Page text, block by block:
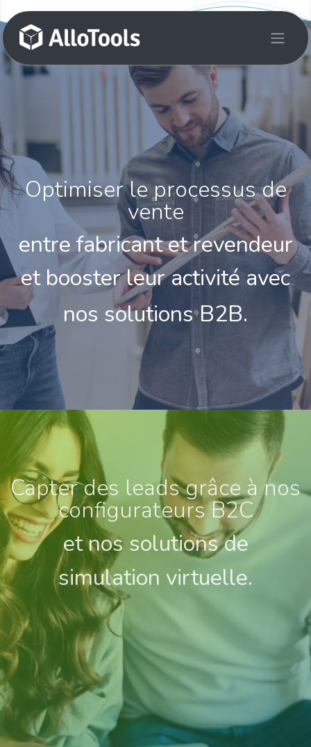
Se rendre au contenu
Optimiser le processus de
vente
entre fabricant et revendeur
et booster leur activité avec
nos solutions B2B.
Capter des leads grâce à nos
configurateurs B2C
et nos solutions de
simulation virtuelle.